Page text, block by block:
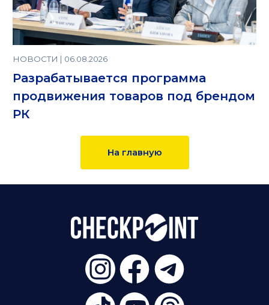
НОВОСТИ | 06.08.2026
Разрабатывается программа
продвижения товаров под брендом
РК
На главную